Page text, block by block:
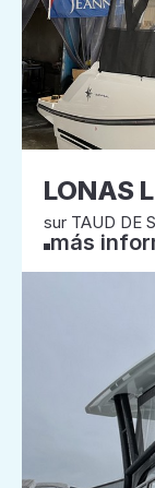
LONAS
sur TAUD DE
más